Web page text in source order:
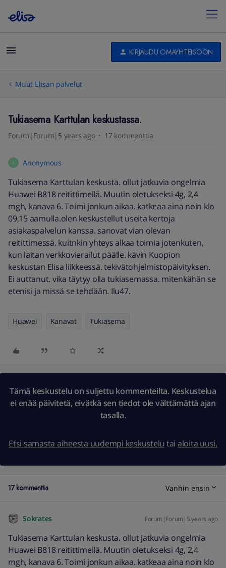
KIRJAUDU OMAYHTEISÖÖN
Muut Elisan palvelut
Tukiasema Karttulan keskustassa.
Forum|Forum|5 years ago 17 kommenttia
A Anonymous
Tukiasema Karttulan keskusta. ollut jatkuvia ongelmia
Huawei B818 reitittimellä. Muutin oletukseksi 4g, 2,4
mgh, kanava 6. Toimi jonkun aikaa. katkeaa aina noin klo
09,15 aamulla.olen keskustellut useita kertoja
asiakaspalvelun kanssa. sanovat vian olevan
reitittimessä. kuitnkin yhteys alkaa toimia jotenkuten,
kun laitan verkkovierailut päälle. kävin Kuopion
keskustan Elisa liikkeessä. tekivätohjelmistopäivityksen.
Ei auttanut. vika täytyy olla tukiasemassa. mitenkähän se
etenisi ja missä se tehdään. Ilu47.
Huawei Kanavat Tukiasema
Tämä keskustelu on suljettu kommenteilta. Keskustelua
ei enää päivitetä, eivätkä sen tiedot ole välttämättä ajan
tasalla.
Etsi samasta aiheesta uudempi keskustelu tai aloita uusi.
17 kommenttia Vanhin ensin
Sokrates Forum|Forum|5 years ago
Tukiasema Karttulan keskusta. ollut jatkuvia ongelmia
Huawei B818 reitittimellä. Muutin oletukseksi 4g, 2,4
mgh, kanava 6. Toimi jonkun aikaa. katkeaa aina noin klo